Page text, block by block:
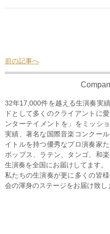
前の記事へ
32年17,000件を越える生演奏実
ドとして多くのクライアントに
ンターテイメントを」をミッシ
実績、著名な国際音楽コンクー
イトルを持つ優秀なプロ演奏家
ポップス、ラテン、タンゴ、和
生演奏を全国にお届けしてます。
私たちの生演奏が更に多くの皆
会の渾身のステージをお届け致し